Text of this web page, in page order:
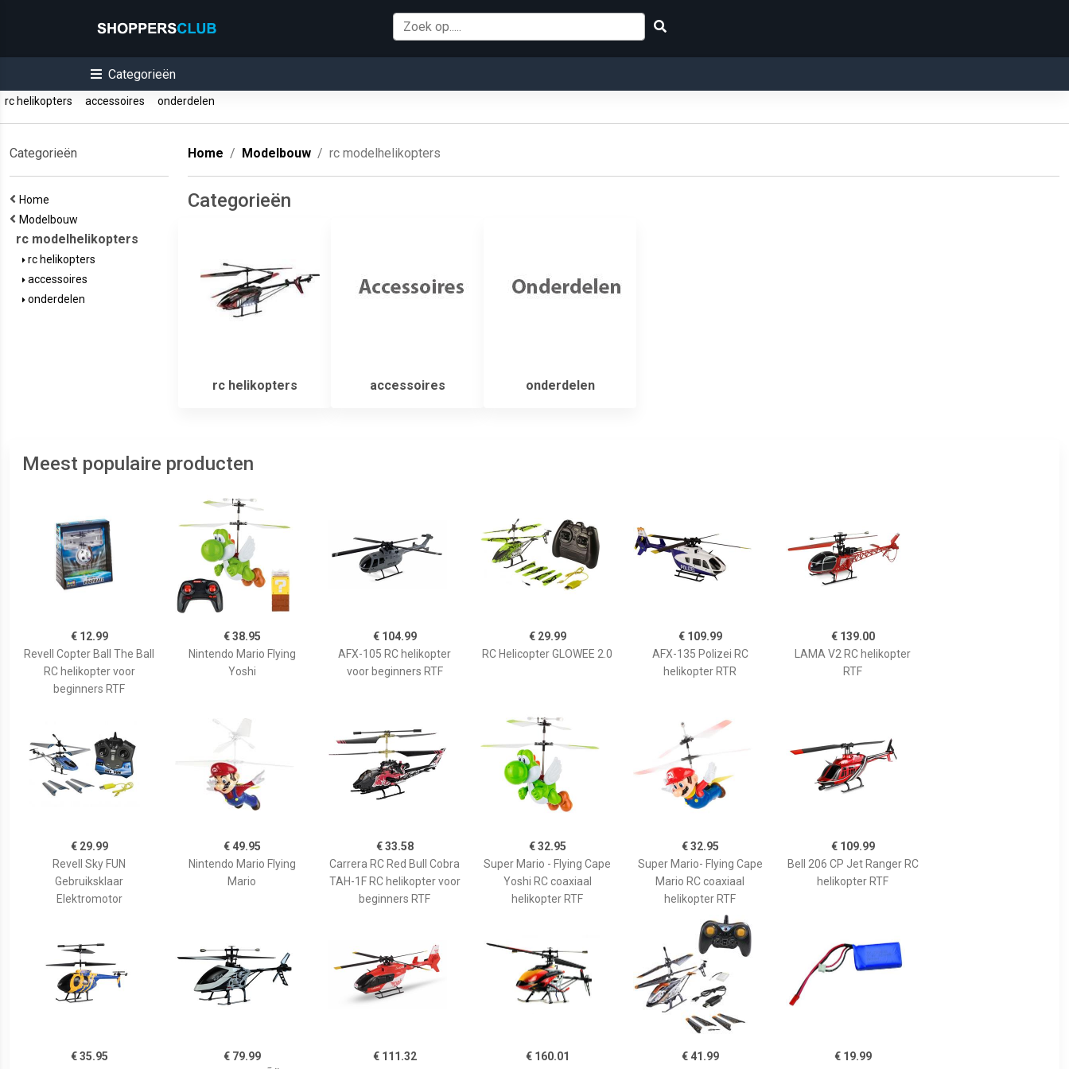
Categorieën
rc helikopters accessoires onderdelen
Categorieën
Home
Modelbouw
rc modelhelikopters
rc helikopters
accessoires
onderdelen
Home Modelbouw rc modelhelikopters
Categorieën
rc helikopters accessoires onderdelen
Meest populaire producten
€ 12.99
Revell Copter Ball The Ball
RC helikopter voor
beginners RTF
€ 38.95
Nintendo Mario Flying
Yoshi
€ 104.99
AFX-105 RC helikopter
voor beginners RTF
€ 29.99
RC Helicopter GLOWEE 2.0
€ 109.99
AFX-135 Polizei RC
helikopter RTR
€ 139.00
LAMA V2 RC helikopter
RTF
€ 29.99
Revell Sky FUN
Gebruiksklaar
Elektromotor
€ 49.95
Nintendo Mario Flying
Mario
€ 33.58
Carrera RC Red Bull Cobra
TAH-1F RC helikopter voor
beginners RTF
€ 32.95
Super Mario - Flying Cape
Yoshi RC coaxiaal
helikopter RTF
€ 32.95
Super Mario- Flying Cape
Mario RC coaxiaal
helikopter RTF
€ 109.99
Bell 206 CP Jet Ranger RC
helikopter RTF
€ 35.95
€ 79.99
€ 111.32
€ 160.01
€ 41.99
€ 19.99